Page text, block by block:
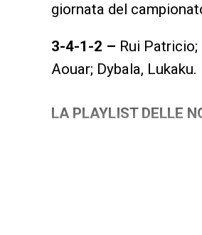
giornata del
3-4-1-2 – Rui Patricio;
Aouar; Dybala, Lukaku.
LA PLAYLIST DELLE